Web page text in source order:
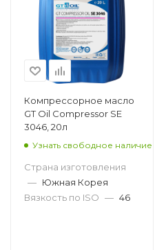
Компрессорное масло
GT Oil Compressor SE
3046, 20л
Узнать свободное наличие
Страна изготовления
— Южная Корея
Вязкость по ISO — 46